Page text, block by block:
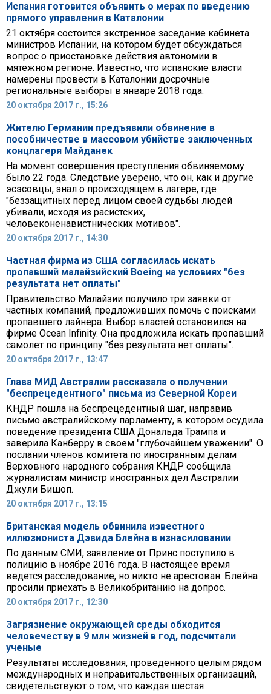
Испания готовится объявить о мерах по введению
прямого управления в Каталонии
21 октября состоится экстренное заседание кабинета
министров Испании, на котором будет обсуждаться
вопрос о приостановке действия автономии в
мятежном регионе. Известно, что испанские власти
намерены провести в Каталонии досрочные
региональные выборы в январе 2018 года.
20 октября 2017 г., 15:26
Жителю Германии предъявили обвинение в
пособничестве в массовом убийстве заключенных
концлагеря Майданек
На момент совершения преступления обвиняемому
было 22 года. Следствие уверено, что он, как и другие
эсэсовцы, знал о происходящем в лагере, где
"беззащитных перед лицом своей судьбы людей
убивали, исходя из расистских,
человеконенавистнических мотивов".
20 октября 2017 г., 14:30
Частная фирма из США согласилась искать
пропавший малайзийский Boeing на условиях "без
результата нет оплаты"
Правительство Малайзии получило три заявки от
частных компаний, предложивших помочь с поисками
пропавшего лайнера. Выбор властей остановился на
фирме Ocean Infinity. Она предложила искать пропавший
самолет по принципу "без результата нет оплаты".
20 октября 2017 г., 13:47
Глава МИД Австралии рассказала о получении
"беспрецедентного" письма из Северной Кореи
КНДР пошла на беспрецедентный шаг, направив
письмо австралийскому парламенту, в котором осудила
поведение президента США Дональда Трампа и
заверила Канберру в своем "глубочайшем уважении". О
послании членов комитета по иностранным делам
Верховного народного собрания КНДР сообщила
журналистам министр иностранных дел Австралии
Джули Бишоп.
20 октября 2017 г., 13:15
Британская модель обвинила известного
иллюзиониста Дэвида Блейна в изнасиловании
По данным СМИ, заявление от Принс поступило в
полицию в ноябре 2016 года. В настоящее время
ведется расследование, но никто не арестован. Блейна
просили приехать в Великобританию на допрос.
20 октября 2017 г., 12:30
Загрязнение окружающей среды обходится
человечеству в 9 млн жизней в год, подсчитали
ученые
Результаты исследования, проведенного целым рядом
международных и неправительственных организаций,
свидетельствуют о том, что каждая шестая